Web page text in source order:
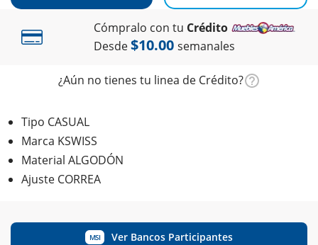
Cómpralo con tu Crédito
Desde$10.00 semanales
¿Aún no tienes tu linea de Crédito?
Tipo CASUAL
Marca KSWISS
Material ALGODÓN
Ajuste CORREA
MSI Ver Bancos Participantes